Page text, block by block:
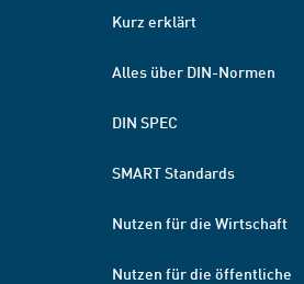
Kurz erklärt
Alles über DIN-Normen
DIN SPEC
SMART Standards
Nutzen für die Wirtschaft
Nutzen für die öffentliche